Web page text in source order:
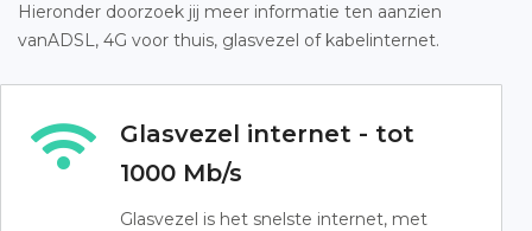
Hieronder doorzoek jij meer informatie ten aanzien
vanADSL, 4G voor thuis, glasvezel of kabelinternet.
Glasvezel internet - tot
1000 Mb/s
Glasvezel is het snelste internet, met